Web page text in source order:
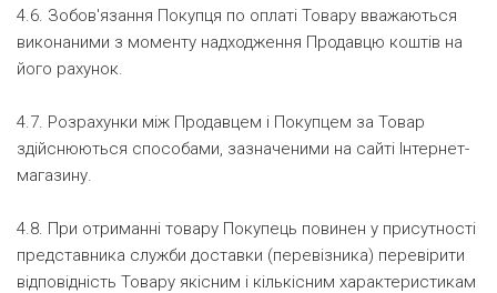
4.6. Зобов'язання Покупця по оплаті Товару вважаються
виконаними з моменту надходження Продавцю коштів на
його рахунок.
4.7. Розрахунки між Продавцем і Покупцем за Товар
здійснюються способами, зазначеними на сайті Інтернет-
магазину.
4.8. При отриманні товару Покупець повинен у присутності
представника служби доставки (перевізника) перевірити
відповідність Товару якісним і кількісним характеристикам